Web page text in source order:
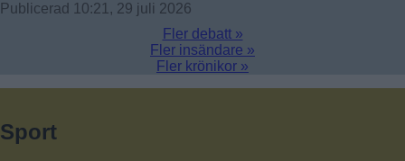
Publicerad 10:21, 29 juli 2026
Fler debatt »
Fler insändare »
Fler krönikor »
Sport